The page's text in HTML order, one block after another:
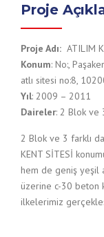
Proje
Proje Adı: ATILIM
Konum: No:,
atlı sitesi no:8,
Yıl: 2009 – 2011
Daireler: 2 Blok ve
2 Blok ve 3 farklı
KENT SİTESİ
hem de geniş yeşil
üzerine c-30 beton
ilkelerimiz